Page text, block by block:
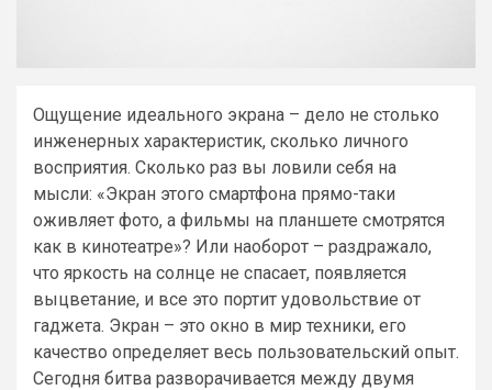
Ощущение идеального экрана – дело не столько
инженерных характеристик, сколько личного
восприятия. Сколько раз вы ловили себя на
мысли: «Экран этого смартфона прямо-таки
оживляет фото, а фильмы на планшете смотрятся
как в кинотеатре»? Или наоборот – раздражало,
что яркость на солнце не спасает, появляется
выцветание, и все это портит удовольствие от
гаджета. Экран – это окно в мир техники, его
качество определяет весь пользовательский опыт.
Сегодня битва разворачивается между двумя